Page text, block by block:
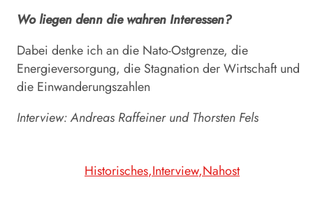
Wo liegen denn die wahren Interessen?
Dabei denke ich an die Nato-Ostgrenze, die
Energieversorgung, die Stagnation der Wirtschaft und
die Einwanderungszahlen
Interview: Andreas Raffeinerund Thorsten Fels
Historisches Interview Nahost